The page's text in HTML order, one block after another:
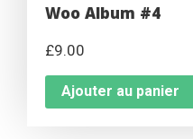
Woo Album #4
£9.00
Ajouter au panier